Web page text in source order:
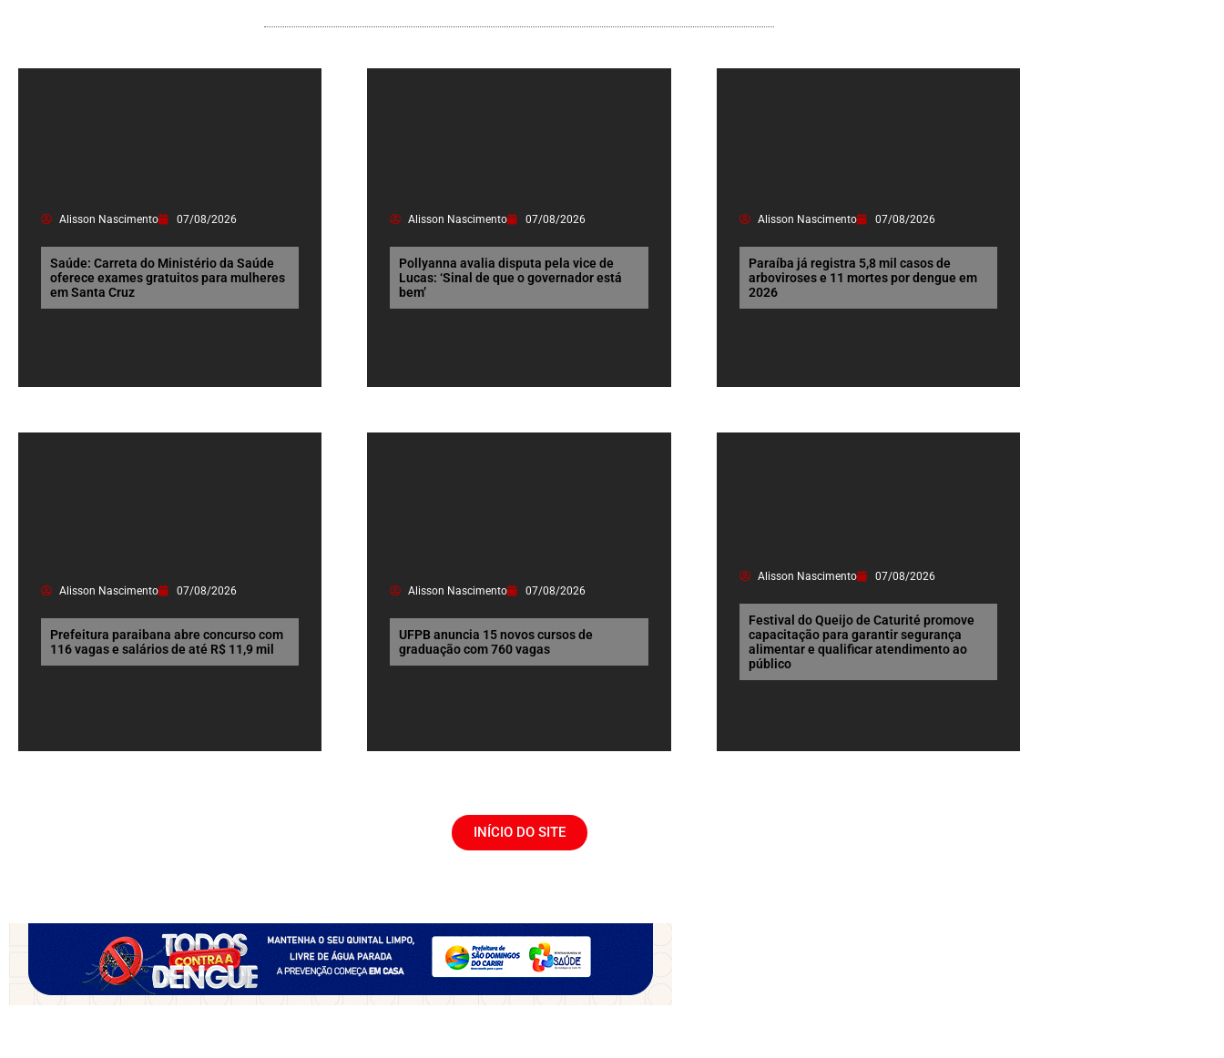
Alisson Nascimento 07/08/2026
Saúde: Carreta do Ministério da Saúde
oferece exames gratuitos para mulheres
em Santa Cruz
Alisson Nascimento 07/08/2026
Pollyanna avalia disputa pela vice de
Lucas: ‘Sinal de que o governador está
bem’
Alisson Nascimento 07/08/2026
Paraíba já registra 5,8 mil casos de
arboviroses e 11 mortes por dengue em
2026
Alisson Nascimento 07/08/2026
Prefeitura paraibana abre concurso com
116 vagas e salários de até R$ 11,9 mil
Alisson Nascimento 07/08/2026
UFPB anuncia 15 novos cursos de
graduação com 760 vagas
Alisson Nascimento 07/08/2026
Festival do Queijo de Caturité promove
capacitação para garantir segurança
alimentar e qualificar atendimento ao
público
INÍCIO DO SITE